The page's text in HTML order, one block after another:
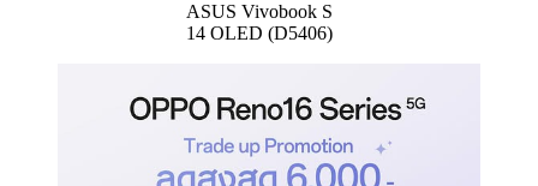
ASUS Vivobook S
14 OLED (D5406)